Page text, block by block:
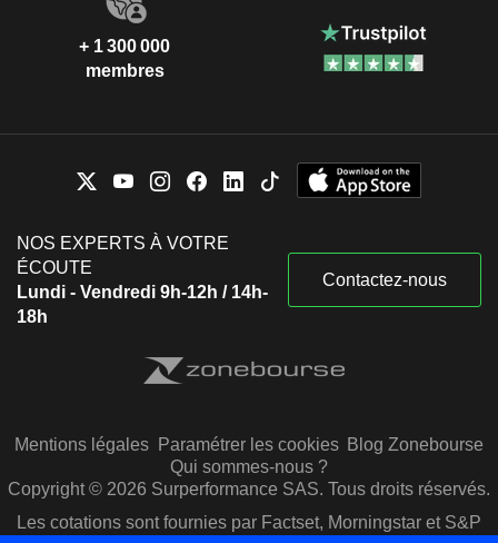
+ 1 300 000
membres
NOS EXPERTS À VOTRE
ÉCOUTE
Lundi - Vendredi 9h-12h / 14h-
18h
Contactez-nous
Mentions légales Paramétrer les cookies Blog Zonebourse
Qui sommes-nous ?
Copyright © 2026 Surperformance SAS. Tous droits réservés.
Les cotations sont fournies par Factset, Morningstar et S&P